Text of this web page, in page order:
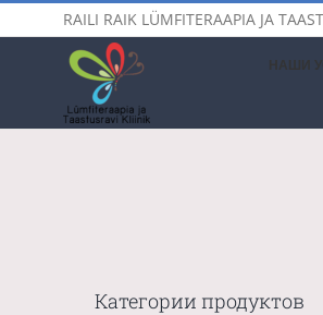
to
RAILI RAIK LÜMFITERAAPIA JA
НАШИ
Категории продуктов